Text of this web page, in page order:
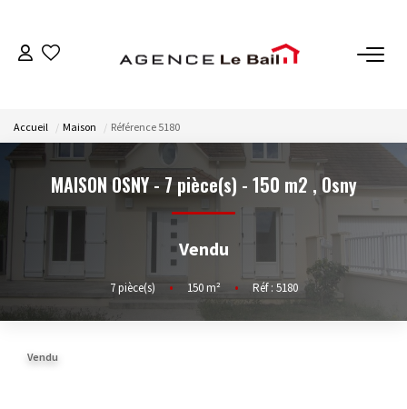
ESTIMATION
LOCATIONS
GESTION
Espace Propriétaire
Accueil Maison Référence 5180
MAISON OSNY - 7 pièce(s) - 150 m2 , Osny
Vendu
7pièce(s) • 150m² • Réf : 5180
Vendu